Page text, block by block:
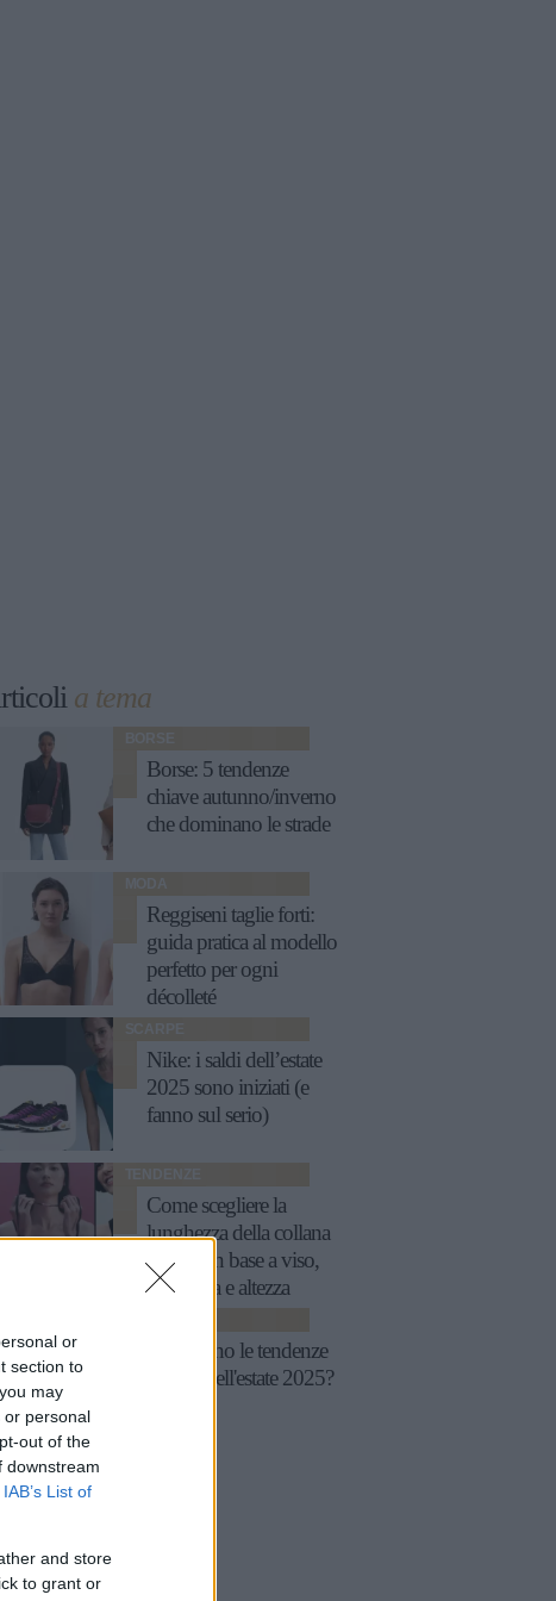
or
section to
may
or personal
out of the
downstream
IAB’s List of
and store
to grant or
a tema
BORSE
Borse: 5 tendenze
chiave autunno/inverno
che dominano le strade
MODA
Reggiseni taglie forti:
guida pratica al modello
perfetto per ogni
décolleté
SCARPE
Nike: i saldi dell’estate
2025 sono iniziati (e
fanno sul serio)
TENDENZE
Come scegliere la
lunghezza della collana
perfetta in base a viso,
scollatura e altezza
Quali sono le tendenze
beauty dell'estate 2025?